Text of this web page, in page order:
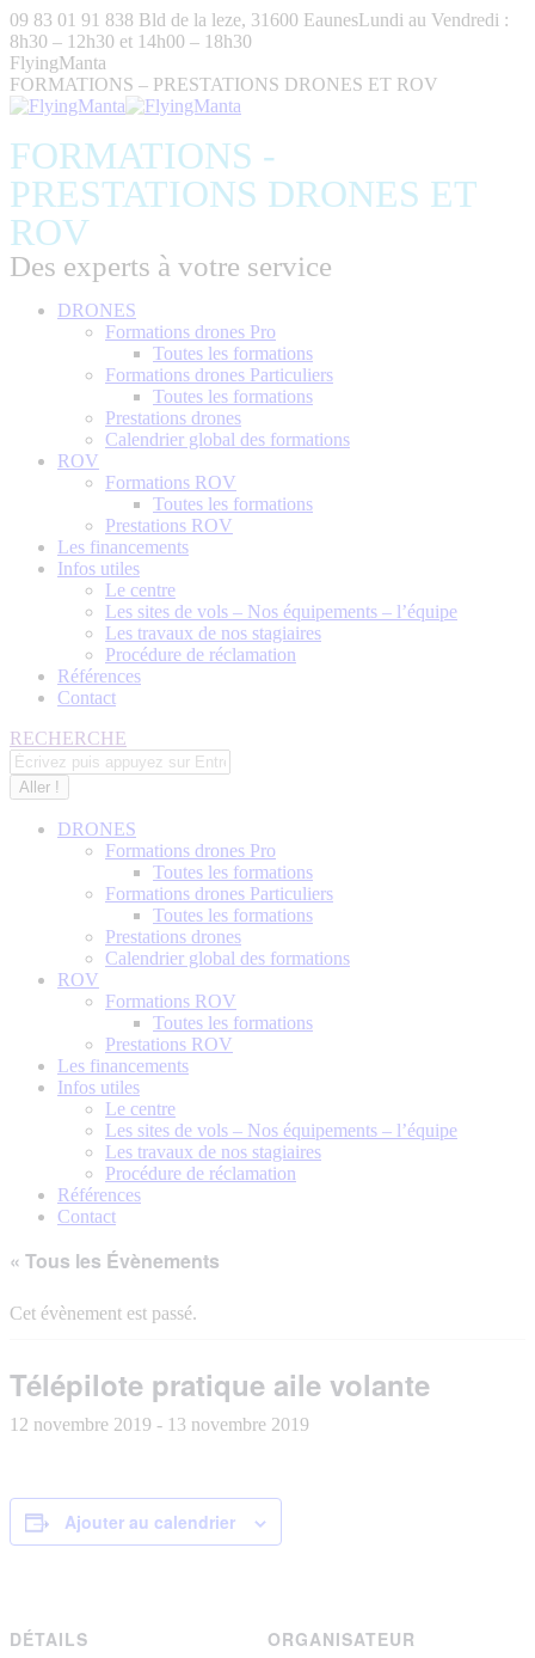
Aller
au
contenu
09 83 01 91 838 Bld de la leze, 31600 EaunesLundi au Vendredi :
8h30 – 12h30 et 14h00 – 18h30
FlyingManta
FORMATIONS – PRESTATIONS DRONES ET ROV
FORMATIONS -
PRESTATIONS DRONES ET
ROV
Des experts à votre service
DRONES
Formations drones Pro
Toutes les formations
Formations drones Particuliers
Toutes les formations
Prestations drones
Calendrier global des formations
ROV
Formations ROV
Toutes les formations
Prestations ROV
Les financements
Infos utiles
Le centre
Les sites de vols – Nos équipements – l’équipe
Les travaux de nos stagiaires
Procédure de réclamation
Références
Contact
Recherche
RECHERCHE
DRONES
Formations drones Pro
Toutes les formations
Formations drones Particuliers
Toutes les formations
Prestations drones
Calendrier global des formations
ROV
Formations ROV
Toutes les formations
Prestations ROV
Les financements
Infos utiles
Le centre
Les sites de vols – Nos équipements – l’équipe
Les travaux de nos stagiaires
Procédure de réclamation
Références
Contact
« Tous les Évènements
Cet évènement est passé.
Télépilote pratique aile volante
12 novembre 2019 - 13 novembre 2019
Ajouter au calendrier
DÉTAILS
ORGANISATEUR